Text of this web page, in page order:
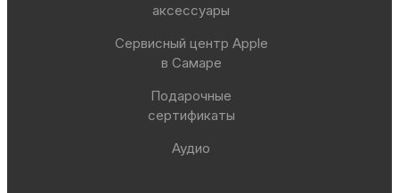
аксессуары
Сервисный центр Apple
в Самаре
Подарочные
сертификаты
Аудио